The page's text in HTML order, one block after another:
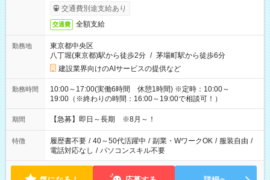
交通費別途支給あり
交通費 全額支給
勤務地
東京都中央区
八丁堀(東京都)駅から徒歩2分 / 茅場町駅から徒歩6分
建設業界向けのAIサービスの提供など
勤務時間
10:00～17:00(実働6時間 休憩1時間) ※定時：10:00～
19:00（※終わりの時間：16:00～19:00で相談可！）
期間 【急募】即日～長期 ※8月～！
特徴 履歴書不要 / 40～50代活躍中 / 副業・WワークOK / 服装自由 /
電話対応なし / パソコンスキル不要